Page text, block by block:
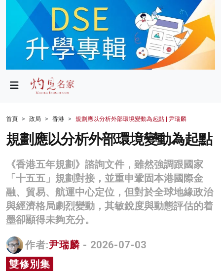
政局
財經
生活
商業
科技
影片
名家榜
灼見活動
首頁 政局 香港 規劃應以分析外部環境變動為起點 | 尹瑞麟
規劃應以分析外部環境變動為起點
《香港五年規劃》諮詢文件，雖然強調跟國家
「十五五」規劃對接，並重申鞏固本港國際金
融、貿易、航運中心定位，但對於全球地緣政治
與經濟格局劇烈變動，其敏銳度與動態評估的着
墨卻顯得未夠充分。
作者:尹瑞麟 - 2026-07-03
雙修別集